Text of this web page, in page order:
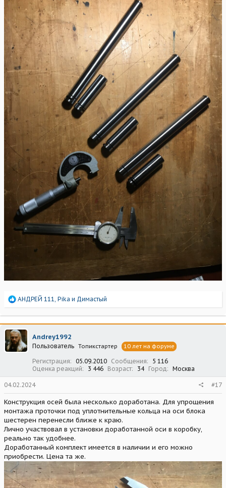
Р
а
к
ц
и
и
АНДРЕЙ 111, Pika и Димастый
Andrey1992
Пользователь Топикстартер 10 лет на форуме
Регистрация 05.09.2010 Сообщения
5 116
Оценка реакций
3 446 Возраст 34 Город Москва
04.02.2024 #17
Конструкция осей была несколько доработана. Для упрощения
монтажа проточки под уплотнительные кольца на оси блока
шестерен перенесли ближе к краю.
Лично участвовал в установки доработанной оси в коробку,
реально так удобнее.
Доработанный комплект имеется в наличии и его можно
приобрести. Цена та же.